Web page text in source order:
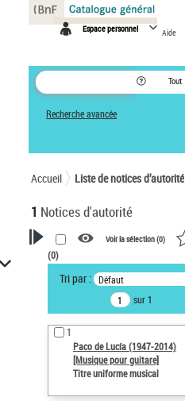
Espace personnel Aide
Tout
Recherche avancée
Accueil Liste de notices d’autorité
1 Notices d'autorité
VOTRE RECHERCHE
Recherche avancée dans les
notices d’autorité
Œuvres liées à l'auteur :
Paco de Lucía (1947-2014)
Auteur d’œuvre
Voir la sélection (0)
(0)
Tri par : Défaut
sur 1
1
Paco de Lucía (1947-2014)
[Musique pour guitare]
Titre uniforme musical
Panneau de gestion des cookies